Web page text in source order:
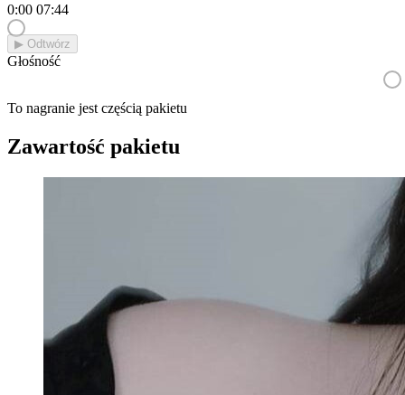
0:00 07:44
▶︎ Odtwórz
Głośność
To nagranie jest częścią pakietu
Zawartość pakietu